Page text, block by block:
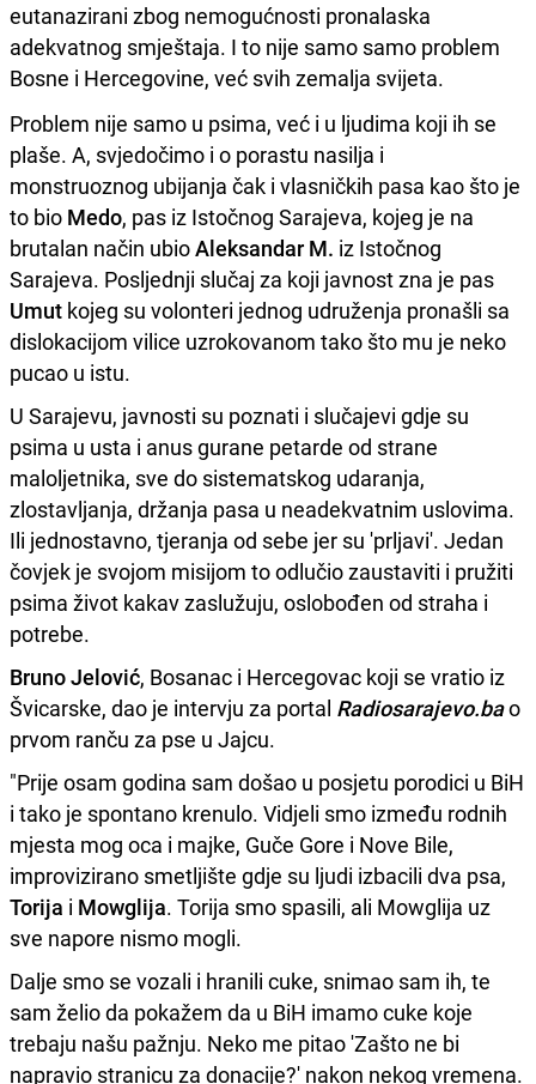
eutanazirani zbog nemogućnosti pronalaska
adekvatnog smještaja. I to nije samo samo problem
Bosne i Hercegovine, već svih zemalja svijeta.
Problem nije samo u psima, već i u ljudima koji ih se
plaše. A, svjedočimo i o porastu nasilja i
monstruoznog ubijanja čak i vlasničkih pasa kao što je
to bio Medo, pas iz Istočnog Sarajeva, kojeg je na
brutalan način ubioAleksandar M. iz Istočnog
Sarajeva. Posljednji slučaj za koji javnost zna je pas
Umut kojeg su volonteri jednog udruženja pronašli sa
dislokacijom vilice uzrokovanom tako što mu je neko
pucao u istu.
U Sarajevu, javnosti su poznati i slučajevi gdje su
psima u usta i anus gurane petarde od strane
maloljetnika, sve do sistematskog udaranja,
zlostavljanja, držanja pasa u neadekvatnim uslovima.
Ili jednostavno, tjeranja od sebe jer su 'prljavi'. Jedan
čovjek je svojom misijom to odlučio zaustaviti i pružiti
psima život kakav zaslužuju, oslobođen od straha i
potrebe.
Bruno Jelović, Bosanac i Hercegovac koji se vratio iz
Švicarske, dao je intervju za portal Radiosarajevo.bao
prvom ranču za pse u Jajcu.
"Prije osam godina sam došao u posjetu porodici u BiH
i tako je spontano krenulo. Vidjeli smo između rodnih
mjesta mog oca i majke, Guče Gore i Nove Bile,
improvizirano smetljište gdje su ljudi izbacili dva psa,
Torija i Mowglija. Torija smo spasili, ali Mowglija uz
sve napore nismo mogli.
Dalje smo se vozali i hranili cuke, snimao sam ih, te
sam želio da pokažem da u BiH imamo cuke koje
trebaju našu pažnju. Neko me pitao 'Zašto ne bi
napravio stranicu za donacije?' nakon nekog vremena.